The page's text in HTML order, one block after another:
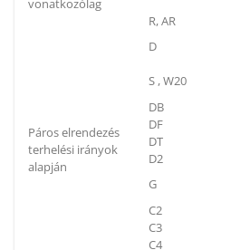
vonatkozólag
R, AR
D
S , W20
Páros elrendezés
terhelési irányok
alapján
DB
DF
DT
D2
G
C2
C3
C4